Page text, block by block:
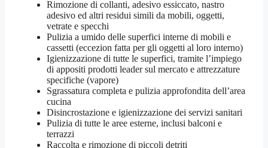
Rimozione di collanti, adesivo essiccato, nastro
adesivo ed altri residui simili da mobili, oggetti,
vetrate e specchi
Pulizia a umido delle superfici interne di mobili e
cassetti (eccezion fatta per gli oggetti al loro interno)
Igienizzazione di tutte le superfici, tramite l’impiego
di appositi prodotti leader sul mercato e attrezzature
specifiche (vapore)
Sgrassatura completa e pulizia approfondita dell’area
cucina
Disincrostazione e igienizzazione dei servizi sanitari
Pulizia di tutte le aree esterne, inclusi balconi e
terrazzi
Raccolta e rimozione di piccoli detriti